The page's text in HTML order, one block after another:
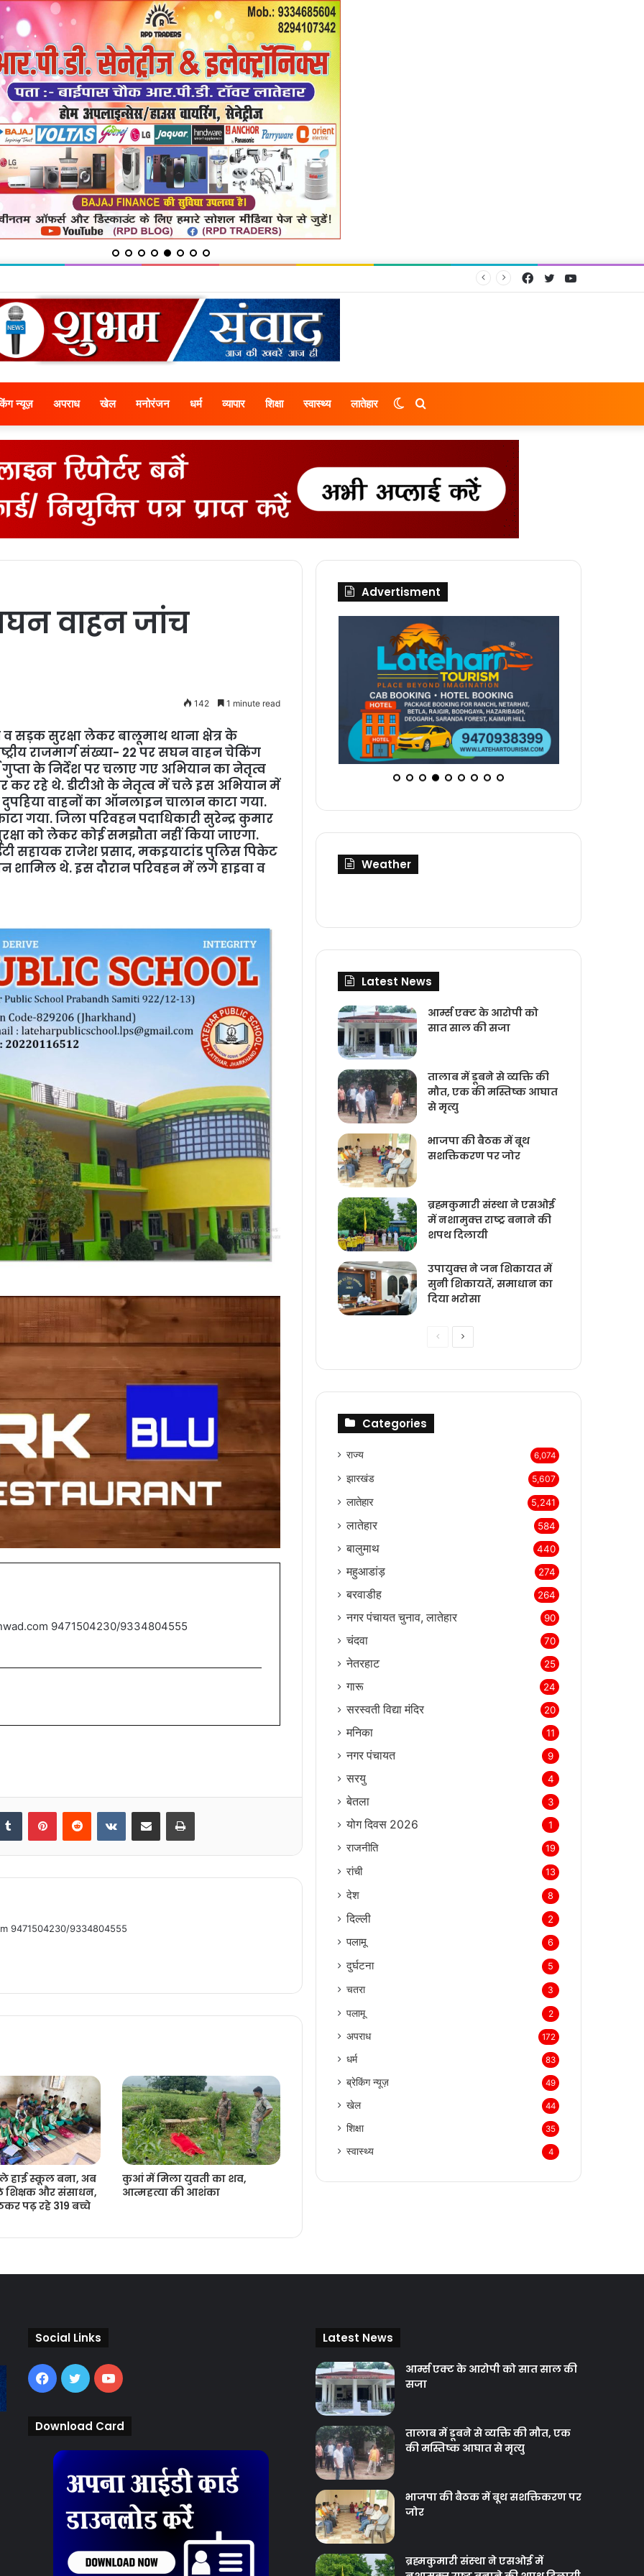
में सुनी शिकायतें, समाधान का दिया भरोसा YouTube
Twitter
Facebook
न्यूज़ अपराध खेल मनोरंजन धर्म व्यापार शिक्षा स्वास्थ्य लातेहार Search
Switch
वाहन जांच
142 1 minute read
सड़क सुरक्षा लेकर बालूमाथ थाना क्षेत्र के
राजमार्ग संख्या- 22 पर सघन वाहन चेकिंग
गुप्ता के निर्देश पर चलाए गए अभियान का नेतृत्व
कर रहे थे. डीटीओ के नेतृत्व में चले इस अभियान में
वाहनों का ऑनलाइन चालान काटा गया.
गया. जिला परिवहन पदाधिकारी सुरेन्द्र कुमार
को लेकर कोई समझौता नहीं किया जाएगा.
सहायक राजेश प्रसाद, मकइयाटांड पुलिस पिकेट
शामिल थे. इस दौरान परिवहन में लगे हाइवा व
9471504230/9334804555
Tumblr PinterestReddit VKontakteShare via Email Print
9471504230/9334804555
हाई स्कूल बना, अब
शिक्षक और संसाधन,
पढ़ रहे 319 बच्चे
कुआं में मिला युवती का शव,
आत्महत्या की आशंका
Advertisment
Weather
Latest News
आर्म्स एक्ट के आरोपी को
सात साल की सजा
तालाब में डूबने से व्यक्ति की
मौत, एक की मस्तिष्क आघात
से मृत्यु
भाजपा की बैठक में बूथ
सशक्तिकरण पर जोर
ब्रह्मकुमारी संस्‍था ने एसओई
में नशामुक्‍त राष्‍ट्र बनाने की
शपथ दिलायी
उपायुक्‍त ने जन शिकायत में
सुनी शिकायतें, समाधान का
दिया भरोसा
PreviousNext
Categories
राज्‍य 6,074
झारखंड 5,607
लातेहार 5,241
लातेहार 584
बालुमाथ 440
महुआडांड़ 274
बरवाडीह 264
नगर पंचायत चुनाव, लातेहार 90
चंदवा 70
नेतरहाट 25
गारू 24
सरस्‍वती विद्या मंदिर 20
मनिका 11
नगर पंचायत 9
सरयु 4
बेतला 3
योग दिवस 2026 1
राजनीति 19
रांची 13
देश 8
दिल्‍ली 2
पलामू 6
दुर्घटना 5
चतरा 3
पलामू 2
अपराध 172
धर्म 83
ब्रेकिंग न्यूज़ 49
खेल 44
शिक्षा 35
स्वास्थ्य 4
Social Links
Facebook
TwitterYouTube
Download Card
Latest News
आर्म्स एक्ट के आरोपी को सात साल की
सजा
तालाब में डूबने से व्यक्ति की मौत, एक
की मस्तिष्क आघात से मृत्यु
भाजपा की बैठक में बूथ सशक्तिकरण पर
जोर
ब्रह्मकुमारी संस्‍था ने एसओई में